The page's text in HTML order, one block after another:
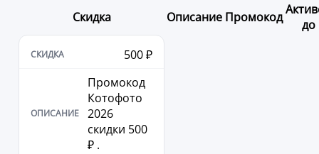
Скидка Описание Промокод
до
500 ₽
Промокод
Котофото
2026
скидки 500
₽ .